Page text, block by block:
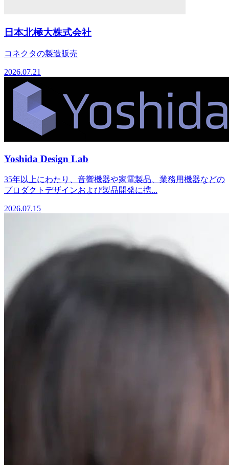
日本北極大株式会社
コネクタの製造販売
2026.07.21
Yoshida Design Lab
35年以上にわたり、音響機器や家電製品、業務用機器などの
プロダクトデザインおよび製品開発に携...
2026.07.15